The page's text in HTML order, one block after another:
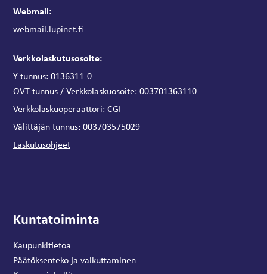
Webmail:
webmail.lupinet.fi
Verkkolaskutusosoite:
Y-tunnus: 0136311-0
OVT-tunnus / Verkkolaskuosoite: 003701363110
Verkkolaskuoperaattori: CGI
Välittäjän tunnus:003703575029
Laskutusohjeet
Kuntatoiminta
Kaupunkitietoa
Päätöksenteko ja vaikuttaminen